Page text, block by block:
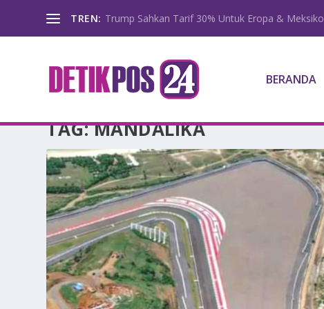
TREN: Trump Sahkan Tarif 30% Untuk Eropa & Meksiko
BERANDA
TAG:MANDALIKA